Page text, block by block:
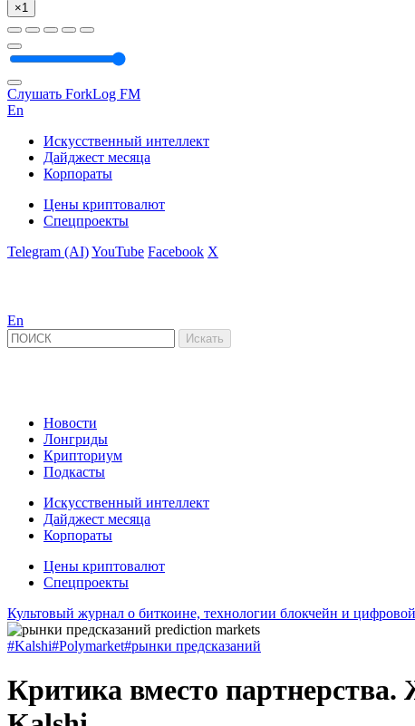
×1
Слушать ForkLog FM
En
Искусственный интеллект
Дайджест месяца
Корпораты
Цены криптовалют
Спецпроекты
Telegram (AI)YouTube Facebook X
En
Новости
Лонгриды
Крипториум
Подкасты
Искусственный интеллект
Дайджест месяца
Корпораты
Цены криптовалют
Спецпроекты
Культовый журнал о биткоине, технологии блокчейн и
#Kalshi#Polymarket#рынки предсказаний
Критика вместо